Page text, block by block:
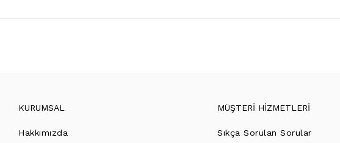
KURUMSAL
Hakkımızda
MÜŞTERİ HİZMETLERİ
Sıkça Sorulan Sorular